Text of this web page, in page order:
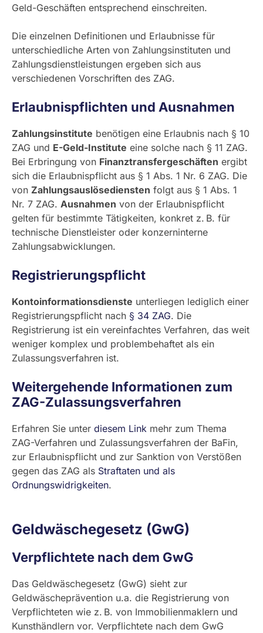
Geld-Geschäften entsprechend einschreiten.
Die einzelnen Definitionen und Erlaubnisse für
unterschiedliche Arten von Zahlungsinstituten und
Zahlungsdienstleistungen ergeben sich aus
verschiedenen Vorschriften des ZAG.
Erlaubnispflichten und Ausnahmen
Zahlungsinstitute benötigen eine Erlaubnis nach § 10
ZAG und E-Geld-Institute eine solche nach § 11 ZAG.
Bei Erbringung von Finanztransfergeschäften ergibt
sich die Erlaubnispflicht aus § 1 Abs. 1 Nr. 6 ZAG. Die
von Zahlungsauslösediensten folgt aus § 1 Abs. 1
Nr. 7 ZAG. Ausnahmen von der Erlaubnispflicht
gelten für bestimmte Tätigkeiten, konkret z. B. für
technische Dienstleister oder konzerninterne
Zahlungsabwicklungen.
Registrierungspflicht
Kontoinformationsdienste unterliegen lediglich einer
Registrierungspflicht nach § 34 ZAG. Die
Registrierung ist ein vereinfachtes Verfahren, das weit
weniger komplex und problembehaftet als ein
Zulassungsverfahren ist.
Weitergehende Informationen zum
ZAG-Zulassungsverfahren
Erfahren Sie unter diesem Link mehr zum Thema
ZAG-Verfahren und Zulassungsverfahren der BaFin,
zur Erlaubnispflicht und zur Sanktion von Verstößen
gegen das ZAG als Straftaten und als
Ordnungswidrigkeiten.
Geldwäschegesetz (GwG)
Verpflichtete nach dem GwG
Das Geldwäschegesetz (GwG) sieht zur
Geldwäscheprävention u.a. die Registrierung von
Verpflichteten wie z. B. von Immobilienmaklern und
Kunsthändlern vor. Verpflichtete nach dem GwG